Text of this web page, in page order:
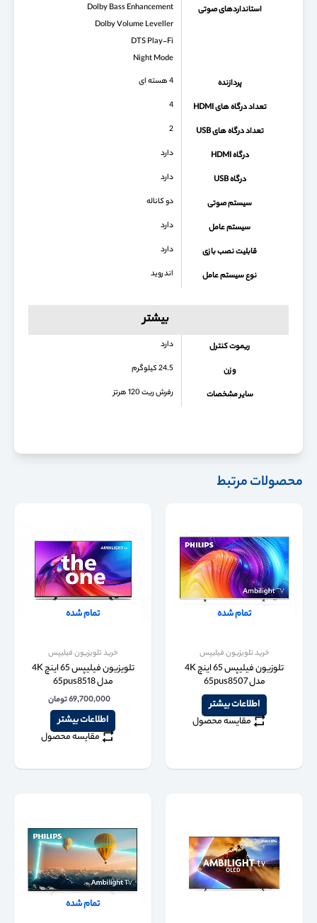
استانداردهای صوتی
Dolby Bass Enhancement
Dolby Volume Leveller
DTS Play-Fi
Night Mode
پردازنده
4 هسته ای
تعداد درگاه های HDMI 4
تعداد درگاه های USB 2
درگاه HDMI دارد
درگاه USB دارد
سیستم صوتی دو کاناله
سیستم عامل دارد
قابلیت نصب بازی دارد
نوع سیستم عامل اندروید
بیشتر
ریموت کنترل دارد
وزن 24.5 کیلوگرم
سایر مشخصات رفرش ریت 120 هرتز
محصولات مرتبط
تمام شده
خرید تلویزیون فیلیپس
تلوزیون فیلیپس 65 اینچ 4K
مدل 65pus8507
اطلاعات بیشتر
مقایسه محصول
تمام شده
خرید تلویزیون فیلیپس
تلویزیون فیلیپس 65 اینچ 4K
مدل 65pus8518
69,700,000تومان
اطلاعات بیشتر
مقایسه محصول
تمام شده